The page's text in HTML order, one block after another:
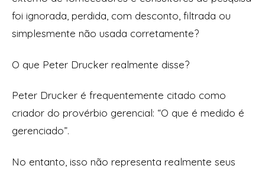
foi ignorada, perdida, com desconto, filtrada ou
simplesmente não usada corretamente?
O que Peter Drucker realmente disse?
Peter Drucker é frequentemente citado como
criador do provérbio gerencial: “O que é medido é
gerenciado”.
No entanto, isso não representa realmente seus